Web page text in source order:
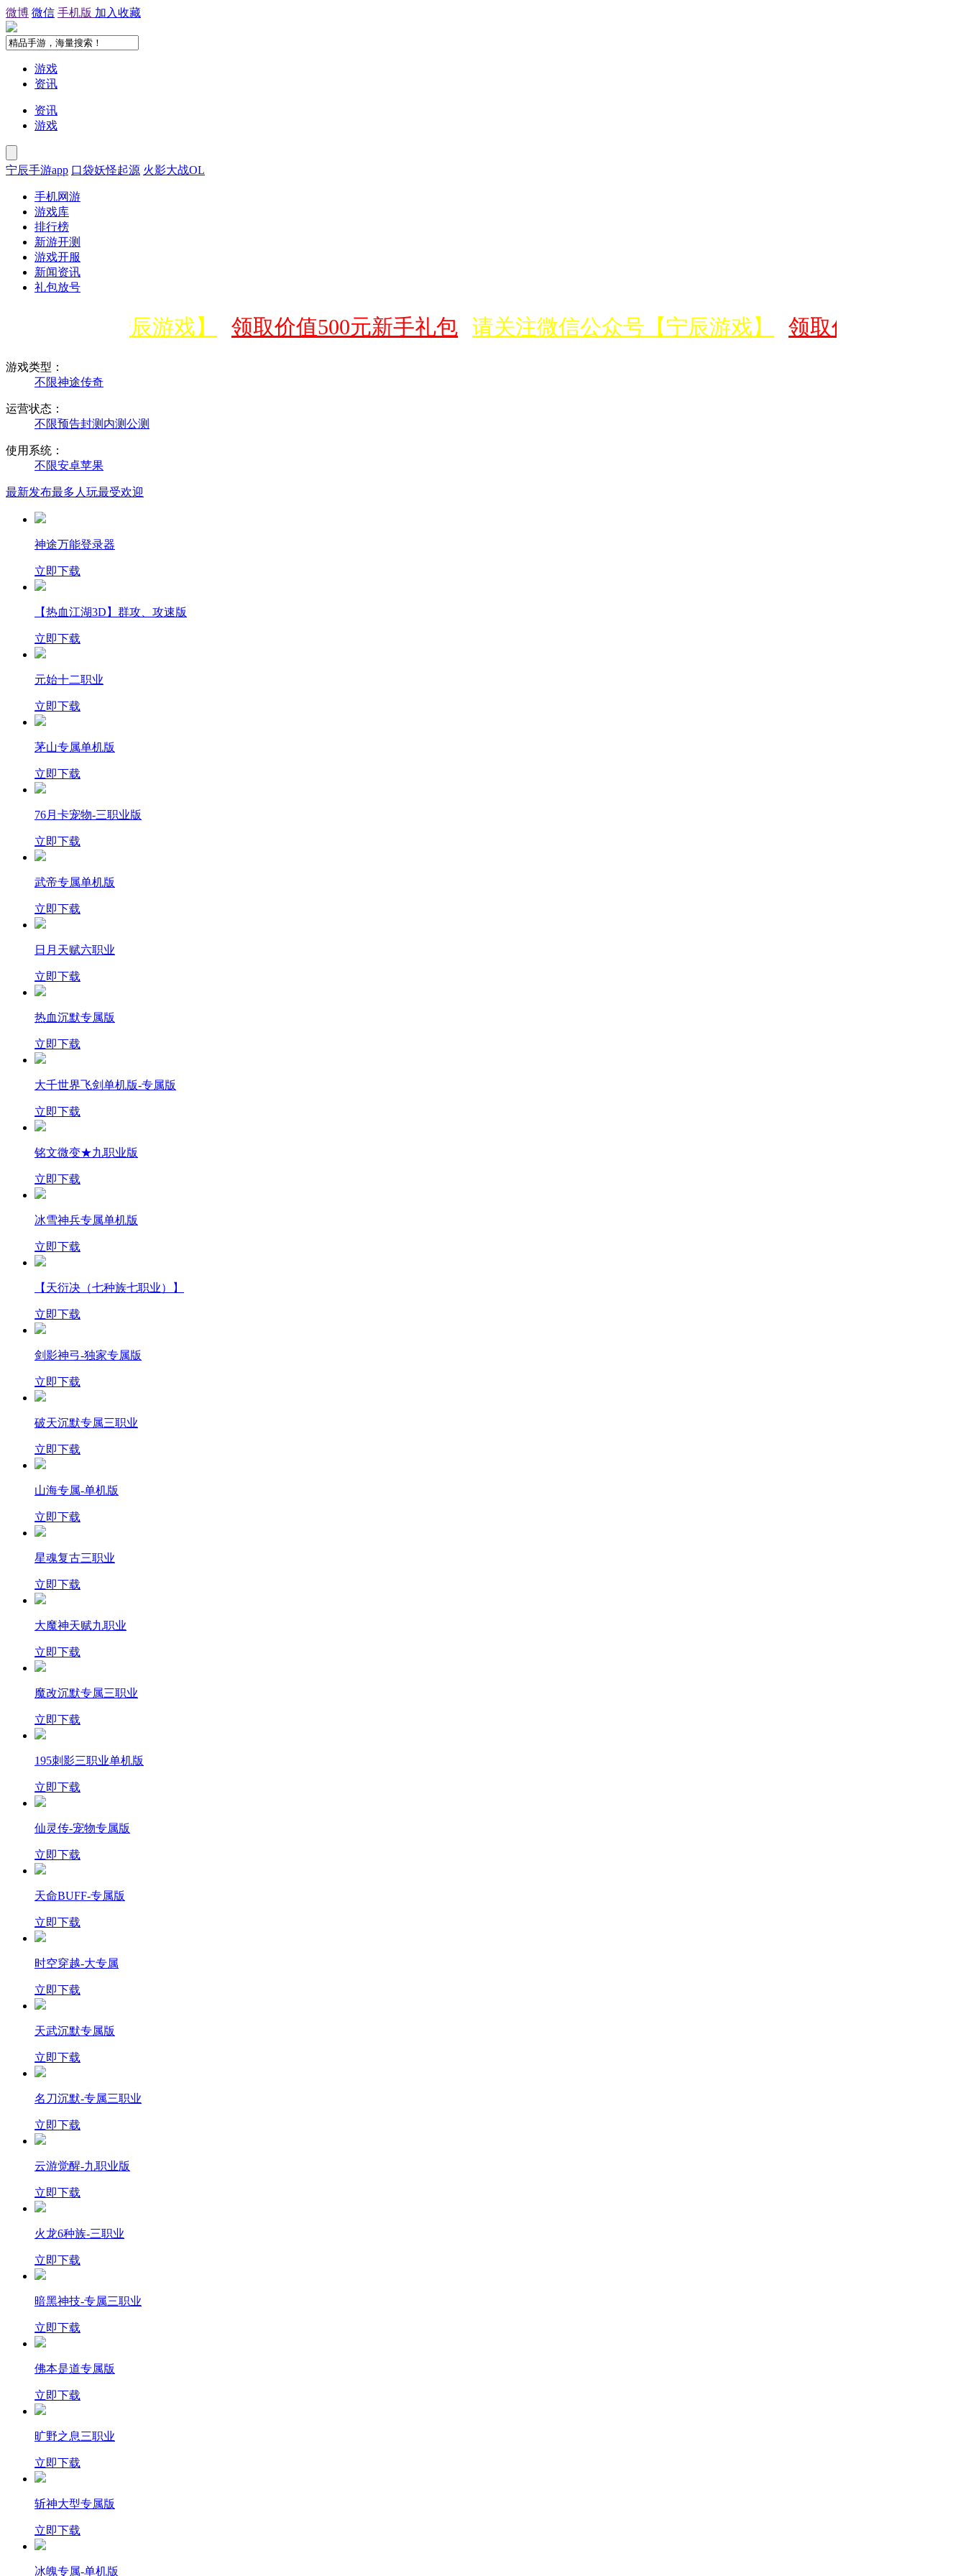
微博 微信 手机版 加入收藏
游戏
资讯
资讯
游戏
宁辰手游app 口袋妖怪起源 火影大战OL
手机网游
游戏库
排行榜
新游开测
游戏开服
新闻资讯
礼包放号
众号【宁辰游戏】 领取价值500元新手礼包 请关注微信公众号【宁辰游戏】 领取价值500元新手
游戏类型：
不限神途传奇
运营状态：
不限预告封测 内测公测
使用系统：
不限安卓苹果
最新发布最多人玩最受欢迎
神途万能登录器
立即下载
【热血江湖3D】群攻、攻速版
立即下载
元始十二职业
立即下载
茅山专属单机版
立即下载
76月卡宠物-三职业版
立即下载
武帝专属单机版
立即下载
日月天赋六职业
立即下载
热血沉默专属版
立即下载
大千世界飞剑单机版-专属版
立即下载
铭文微变★九职业版
立即下载
冰雪神兵专属单机版
立即下载
【天衍决（七种族七职业）】
立即下载
剑影神弓-独家专属版
立即下载
破天沉默专属三职业
立即下载
山海专属-单机版
立即下载
星魂复古三职业
立即下载
大魔神天赋九职业
立即下载
魔改沉默专属三职业
立即下载
195刺影三职业单机版
立即下载
仙灵传-宠物专属版
立即下载
天命BUFF-专属版
立即下载
时空穿越-大专属
立即下载
天武沉默专属版
立即下载
名刀沉默-专属三职业
立即下载
云游觉醒-九职业版
立即下载
火龙6种族-三职业
立即下载
暗黑神技-专属三职业
立即下载
佛本是道专属版
立即下载
旷野之息三职业
立即下载
斩神大型专属版
立即下载
冰魄专属-单机版